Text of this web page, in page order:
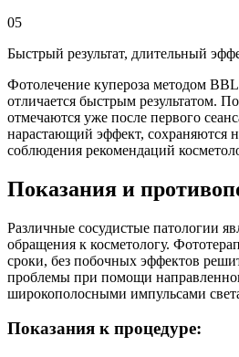
05
Быстрый результат, длительный
Фотолечение купероза методом
отличается быстрым результатом.
отмечаются уже после первого
нарастающий эффект, сохраняются
соблюдения рекомендаций
Показания и
Различные сосудистые патологии
обращения к косметологу.
сроки, без побочных эффектов
проблемы при помощи
широкополосными импульсами
Показания к процедуре: